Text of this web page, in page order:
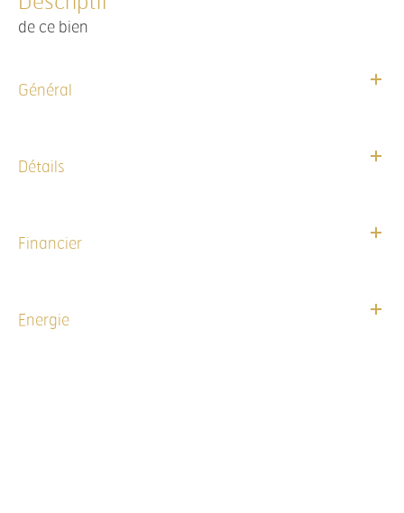
de ce bien
Général
Détails
Financier
Energie